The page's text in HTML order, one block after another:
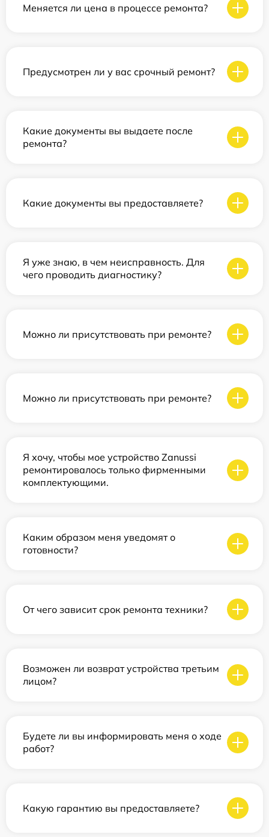
Меняется ли цена в процессе ремонта?
Предусмотрен ли у вас срочный ремонт?
Какие документы вы выдаете после
ремонта?
Какие документы вы предоставляете?
Я уже знаю, в чем неисправность. Для
чего проводить диагностику?
Можно ли присутствовать при ремонте?
Можно ли присутствовать при ремонте?
Я хочу, чтобы мое устройство Zanussi
ремонтировалось только фирменными
комплектующими.
Каким образом меня уведомят о
готовности?
От чего зависит срок ремонта техники?
Возможен ли возврат устройства третьим
лицом?
Будете ли вы информировать меня о ходе
работ?
Какую гарантию вы предоставляете?